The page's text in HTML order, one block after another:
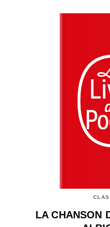
LA CHANSON